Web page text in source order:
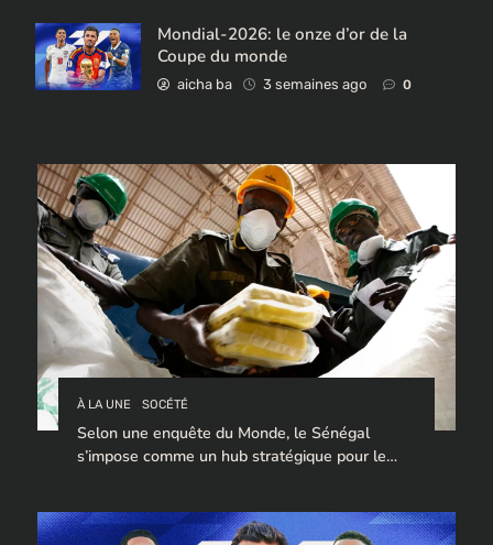
Mondial-2026: le onze d’or de la
Coupe du monde
aicha ba 3 semaines ago 0
À LA UNE SOCÉTÉ
Selon une enquête du Monde, le Sénégal
s’impose comme un hub stratégique pour le